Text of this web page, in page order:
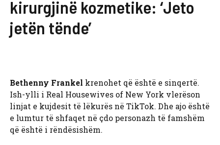
kirurgjinë kozmetike: ‘Jeto
jetën tënde’
Bethenny Frankel krenohet që është e sinqertë.
Ish-ylli i Real Housewives of New York vlerëson
linjat e kujdesit të lëkurës në TikTok. Dhe ajo është
e lumtur të shfaqet në çdo personazh të famshëm
që është i rëndësishëm.